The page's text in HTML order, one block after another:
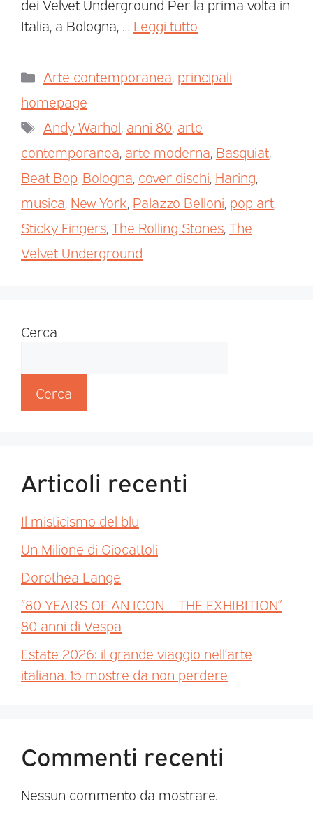
dei Velvet Underground Per la prima volta in
Italia, a Bologna, … Leggi tutto
Arte contemporanea principali
homepage
Andy Warhol anni 80 arte
contemporanea arte moderna Basquiat
Beat Bop, Bologna cover dischi Haring
musica New York Palazzo Belloni pop art
Sticky Fingers The Rolling Stones The
Velvet Underground
Cerca
Cerca
Articoli recenti
Il misticismo del blu
Un Milione di Giocattoli
Dorothea Lange
“80 YEARS OF AN ICON – THE EXHIBITION”
80 anni di Vespa
Estate 2026: il grande viaggio nell’arte
italiana. 15 mostre da non perdere
Commenti recenti
Nessun commento da mostrare.